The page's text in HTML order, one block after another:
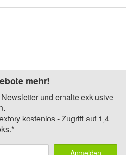
mehr!
und erhalte exklusive
kostenlos - Zugriff auf 1,4
Anmelden